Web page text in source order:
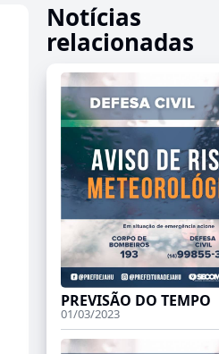
Notícias
relacionadas
PREVISÃO DO TEMPO
01/03/2023